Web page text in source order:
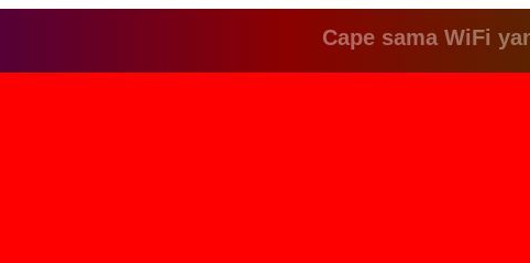
Cape sama WiFi yang